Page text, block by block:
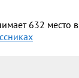
632 место в